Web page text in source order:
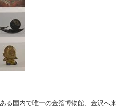
る国内で唯一の金箔博物館、金沢へ来